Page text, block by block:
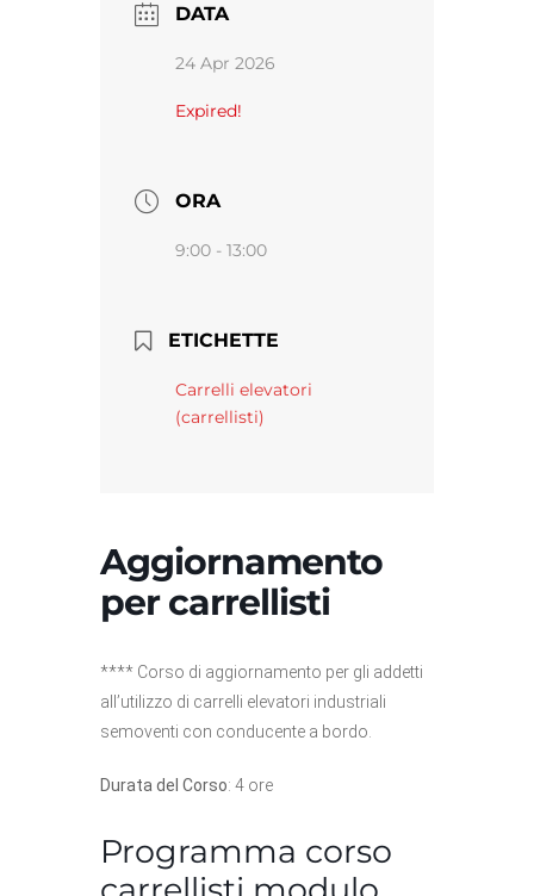
DATA
24 Apr 2026
Expired!
ORA
9:00 - 13:00
ETICHETTE
Carrelli elevatori
(carrellisti)
Aggiornamento
per carrellisti
**** Corso di aggiornamento per gli addetti
all’utilizzo di carrelli elevatori industriali
semoventi con conducente a bordo.
Durata del Corso: 4 ore
Programma corso